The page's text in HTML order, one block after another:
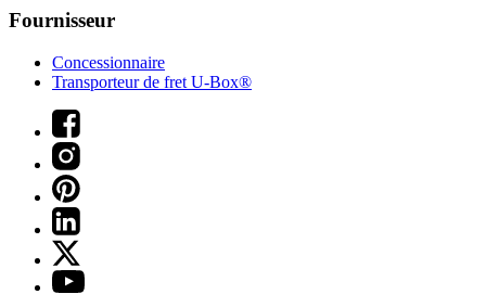
Fournisseur
Concessionnaire
Transporteur de fret U-Box®